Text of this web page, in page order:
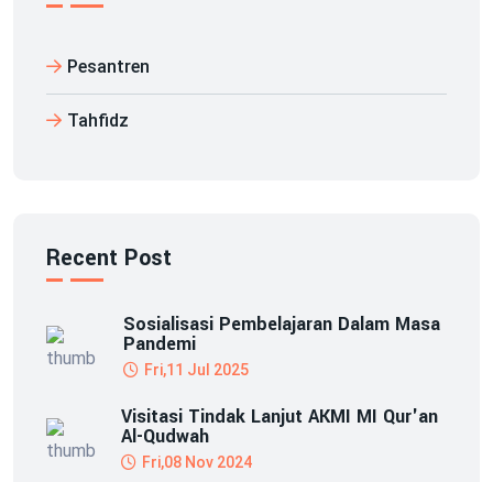
Pesantren
Tahfidz
Recent Post
Sosialisasi Pembelajaran Dalam Masa
Pandemi
Fri,11 Jul 2025
Visitasi Tindak Lanjut AKMI MI Qur'an
Al-Qudwah
Fri,08 Nov 2024